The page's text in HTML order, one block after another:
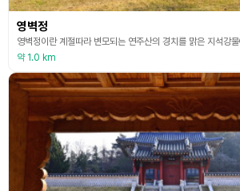
영벽정
약 1.0 km